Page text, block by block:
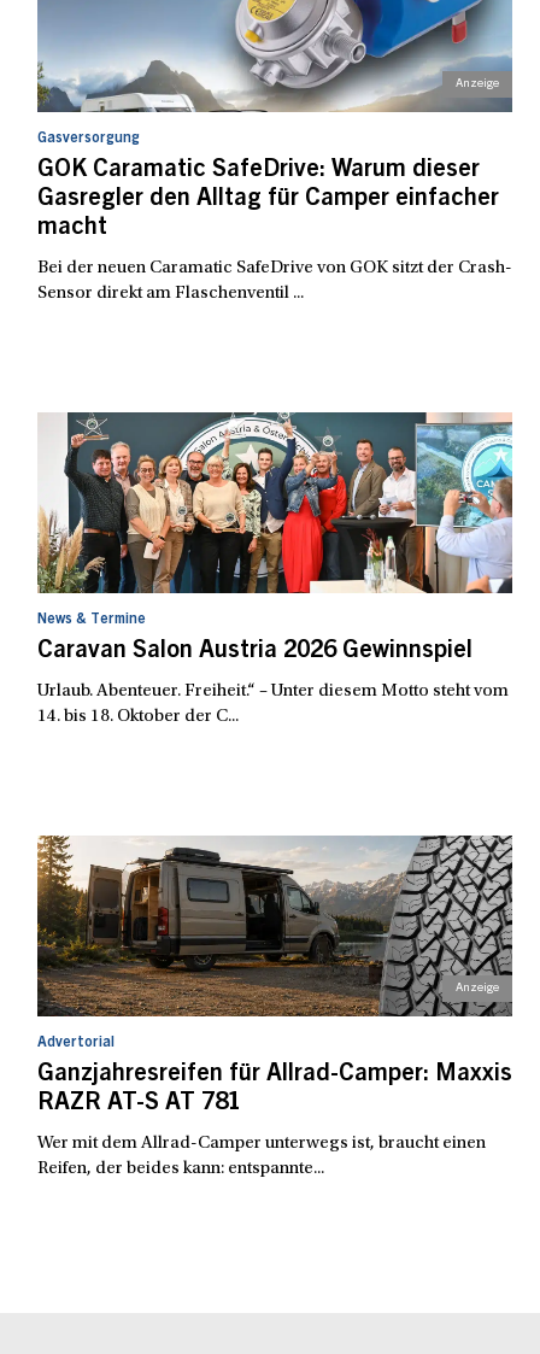
Gasversorgung
GOK Caramatic SafeDrive: Warum dieser
Gasregler den Alltag für Camper einfacher
macht
Bei der neuen Caramatic SafeDrive von GOK sitzt der Crash-
Sensor direkt am Flaschenventil ...
News & Termine
Caravan Salon Austria 2026 Gewinnspiel
Urlaub. Abenteuer. Freiheit.“ – Unter diesem Motto steht vom
14. bis 18. Oktober der C...
Advertorial
Ganzjahresreifen für Allrad-Camper: Maxxis
RAZR AT-S AT 781
Wer mit dem Allrad-Camper unterwegs ist, braucht einen
Reifen, der beides kann: entspannte...